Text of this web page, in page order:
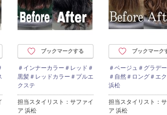
ブックマークする
＃インナーカラー＃レッド＃
黒髪＃レッドカラー＃プルエ
クステ
担当スタイリスト：サファイ
ア 浜松
ブックマーク
＃ベージュ＃グラデ
＃自然＃ロング＃エ
浜松
担当スタイリスト：
ア 浜松